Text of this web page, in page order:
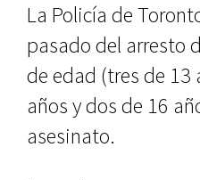
La Policía de
pasado del arresto
de edad (tres de 13
años y dos de 16
asesinato.